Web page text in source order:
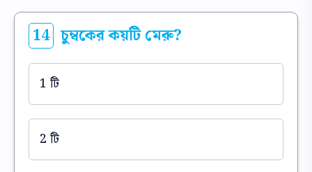
14 চুম্বকের কয়টি মেরু?
1 টি
2 টি